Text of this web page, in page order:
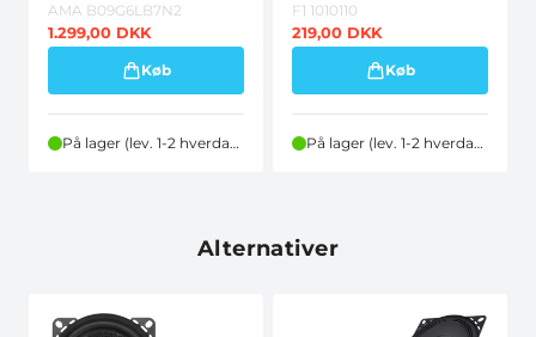
AMA B09G6LB7N2
1.299,00 DKK
Køb
På lager (lev. 1-2 hverdage)
F1 1010110
219,00 DKK
Køb
På lager (lev. 1-2 hverdage)
Alternativer